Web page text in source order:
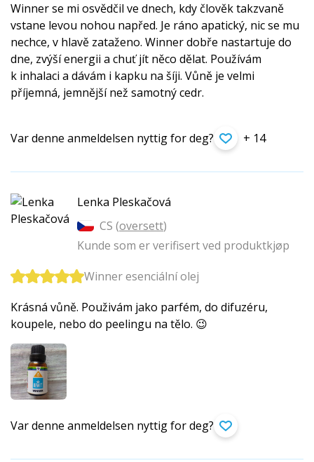
Winner se mi osvědčil ve dnech, kdy člověk takzvaně
vstane levou nohou napřed. Je ráno apatický, nic se mu
nechce, v hlavě zataženo. Winner dobře nastartuje do
dne, zvýší energii a chuť jít něco dělat. Používám
k inhalaci a dávám i kapku na šíji. Vůně je velmi
příjemná, jemnější než samotný cedr.
Var denne anmeldelsen nyttig for deg? + 14
Lenka Pleskačová
CS (oversett)
Kunde som er verifisert ved produktkjøp
Winner esenciální olej
Krásná vůně. Použivám jako parfém, do difuzéru,
koupele, nebo do peelingu na tělo. 😉
Var denne anmeldelsen nyttig for deg?